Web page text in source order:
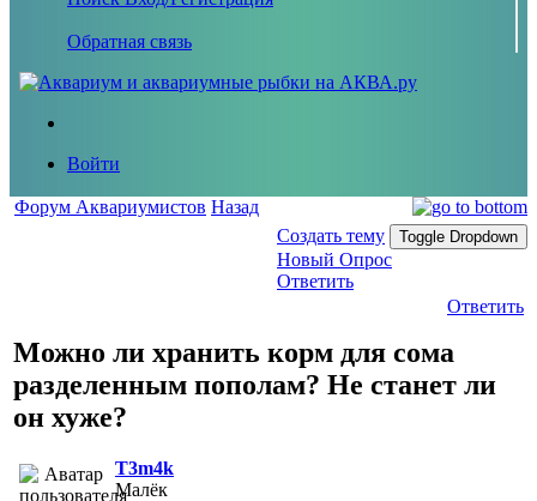
Обратная связь
Войти
Форум Аквариумистов Назад
Создать тему
Toggle Dropdown
Новый Опрос
Ответить
Ответить
Можно ли хранить корм для сома
разделенным пополам? Не станет ли
он хуже?
T3m4k
Малёк